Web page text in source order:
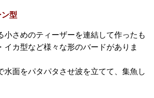
型
小さめのティーザーを連結して作ったも
イカ型など様々な形のバードがありま
水面をパタパタさせ波を立てて、集魚し